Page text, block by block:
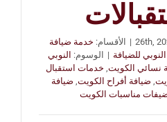
| الأقسام: خدمة ضيافة
| الوسوم: النوبي
نسائي الكويت, خدمات استقبال
, ضيافة أفراح الكويت, ضيافة
مناسبات الكويت